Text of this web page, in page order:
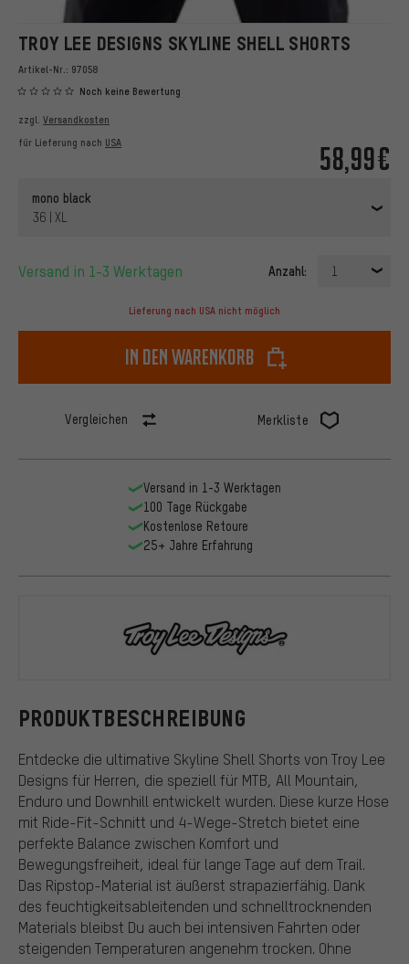
TROY LEE DESIGNS SKYLINE SHELL SHORTS
Artikel-Nr.: 97058
Noch keine Bewertung
58,99€
zzgl. Versandkosten
für Lieferung nach USA
mono black
36 | XL
Versand in 1-3 Werktagen Anzahl: 1
Lieferung nach USA nicht möglich
In den Warenkorb
Vergleichen Merkliste
PRODUKTBESCHREIBUNG
Entdecke die ultimative Skyline Shell Shorts von Troy Lee
Designs für Herren, die speziell für MTB, All Mountain,
Enduro und Downhill entwickelt wurden. Diese kurze Hose
mit Ride-Fit-Schnitt und 4-Wege-Stretch bietet eine
perfekte Balance zwischen Komfort und
Bewegungsfreiheit, ideal für lange Tage auf dem Trail.
Das Ripstop-Material ist äußerst strapazierfähig. Dank
des feuchtigkeitsableitenden und schnelltrocknenden
Materials bleibst Du auch bei intensiven Fahrten oder
steigenden Temperaturen angenehm trocken. Ohne
Versand in 1-3 Werktagen
100 Tage Rückgabe
Kostenlose Retoure
25+ Jahre Erfahrung